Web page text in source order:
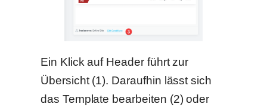
Ein Klick auf Header führt zur
Übersicht (1). Daraufhin lässt sich
das Template bearbeiten (2) oder